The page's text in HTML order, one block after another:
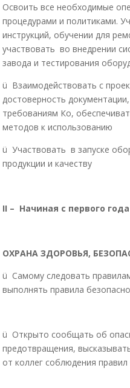
Освоить все необходимые
процедурами и политиками.
инструкций, обучении для
участвовать во внедрении
завода и тестирования
ü Взаимодействовать с
достоверность
требованиям Ко,
методов к использованию
ü Участвовать в запуске
продукции и качеству
II – Начиная с первого
ОХРАНА ЗДОРОВЬЯ,
ü Самому следовать
выполнять правила
ü Открыто сообщать об
предотвращения,
от коллег соблюдения правил